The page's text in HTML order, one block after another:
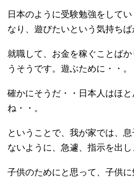
日本のように受験勉強をして
なり、遊びたいという気持ちば
就職して、お金を稼ぐことば
うそうです。遊ぶために・・。
確かにそうだ・・日本人はほ
ね・・。
ということで、我が家では、
ないように、急遽、指示を出し
子供のためにと思って、子供